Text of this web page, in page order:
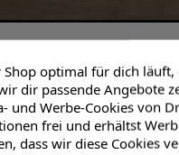
Rundum
Shop optimal für dich
dir passende Angebote
und Werbe-Cookies von
frei und erhältst
dass wir diese Cookies